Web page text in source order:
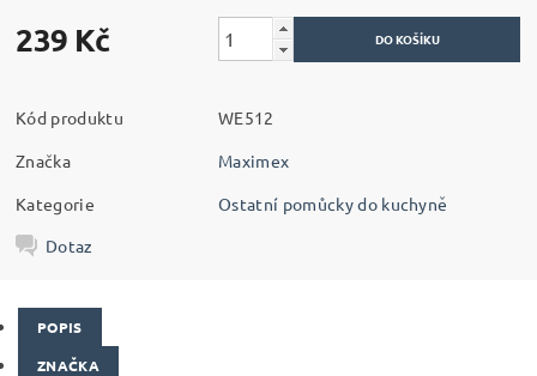
239 Kč
Kód produktu
WE512
Značka
Maximex
Kategorie
Ostatní pomůcky do kuchyně
Dotaz
POPIS
ZNAČKA